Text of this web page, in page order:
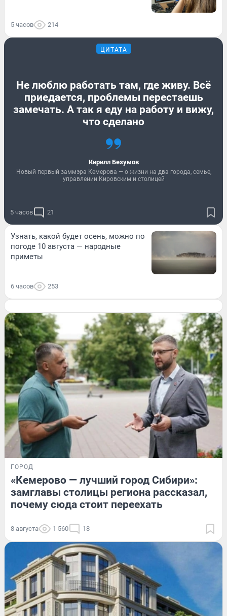
5 часов 214
ЦИТАТА
Не люблю работать там, где живу. Всё
приедается, проблемы перестаешь
замечать. А так я еду на работу и вижу,
что сделано
Кирилл Безумов
Новый первый заммэра Кемерова — о жизни на два города, семье,
управлении Кировским и столицей
5 часов 21
Узнать, какой будет осень, можно по
погоде 10 августа — народные
приметы
6 часов 253
ГОРОД
«Кемерово — лучший город Сибири»:
замглавы столицы региона рассказал,
почему сюда стоит переехать
8 августа 1 560 18